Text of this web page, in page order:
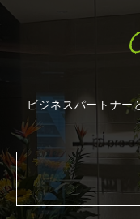
ビジネスパートナー